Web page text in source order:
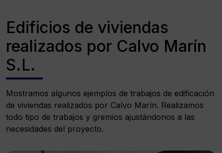
Edificios de viviendas
realizados por Calvo Marín
S.L.
Mostramos algunos ejemplos de trabajos de edificación
de viviendas realizados por Calvo Marín. Realizamos
todo tipo de trabajos y gremios ajustándonos a las
necesidades del proyecto.